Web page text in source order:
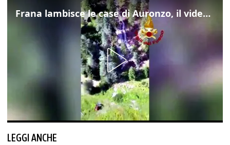
Frana lambisce le case di Auronzo, il video dall'elicottero dei vigili del fuoco
LEGGI ANCHE